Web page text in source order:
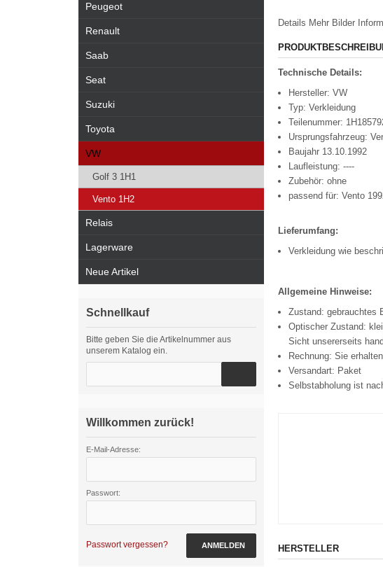
Details Mehr Bilder
Technische Details:
Hersteller: VW
Typ: Verkleidung
Teilenummer:
Ursprungsfahrzeug:
Baujahr 13.10.1992
Laufleistung: ----
Zubehör: ohne
passend für: Vento
Lieferumfang:
Verkleidung wie
Allgemeine Hinweise:
Zustand: gebrauchtes
Optischer Zustand:
Sicht unsererseits
Rechnung: Sie
Versandart: Paket
Selbstabholung ist
HERSTELLER
Peugeot
Renault
Saab
Seat
Suzuki
Toyota
VW
Golf 3 1H1
Vento 1H2
Relais
Lagerware
Neue Artikel
Schnellkauf
Bitte geben Sie die Artikelnummer aus
unserem Katalog ein.
Willkommen zurück!
E-Mail-Adresse:
Passwort:
Passwort vergessen? ANMELDEN